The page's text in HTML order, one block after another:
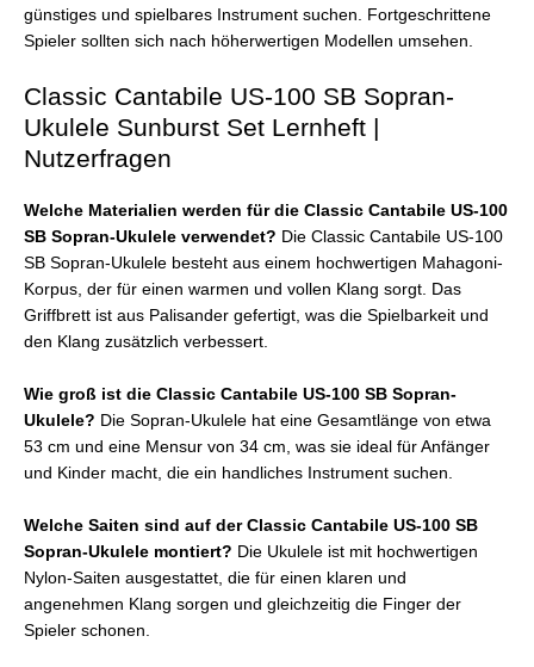
günstiges und spielbares Instrument suchen. Fortgeschrittene
Spieler sollten sich nach höherwertigen Modellen umsehen.
Classic Cantabile US-100 SB Sopran-
Ukulele Sunburst Set Lernheft |
Nutzerfragen
Welche Materialien werden für die Classic Cantabile US-100
SB Sopran-Ukulele verwendet? Die Classic Cantabile US-100
SB Sopran-Ukulele besteht aus einem hochwertigen Mahagoni-
Korpus, der für einen warmen und vollen Klang sorgt. Das
Griffbrett ist aus Palisander gefertigt, was die Spielbarkeit und
den Klang zusätzlich verbessert.
Wie groß ist die Classic Cantabile US-100 SB Sopran-
Ukulele? Die Sopran-Ukulele hat eine Gesamtlänge von etwa
53 cm und eine Mensur von 34 cm, was sie ideal für Anfänger
und Kinder macht, die ein handliches Instrument suchen.
Welche Saiten sind auf der Classic Cantabile US-100 SB
Sopran-Ukulele montiert? Die Ukulele ist mit hochwertigen
Nylon-Saiten ausgestattet, die für einen klaren und
angenehmen Klang sorgen und gleichzeitig die Finger der
Spieler schonen.